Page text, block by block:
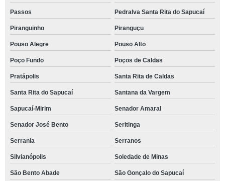
Passos Pedralva Santa Rita do Sapucaí
Piranguinho Piranguçu
Pouso Alegre Pouso Alto
Poço Fundo Poços de Caldas
Pratápolis Santa Rita de Caldas
Santa Rita do Sapucaí Santana da Vargem
Sapucaí-Mirim Senador Amaral
Senador José Bento Seritinga
Serrania Serranos
Silvianópolis Soledade de Minas
São Bento Abade São Gonçalo do Sapucaí